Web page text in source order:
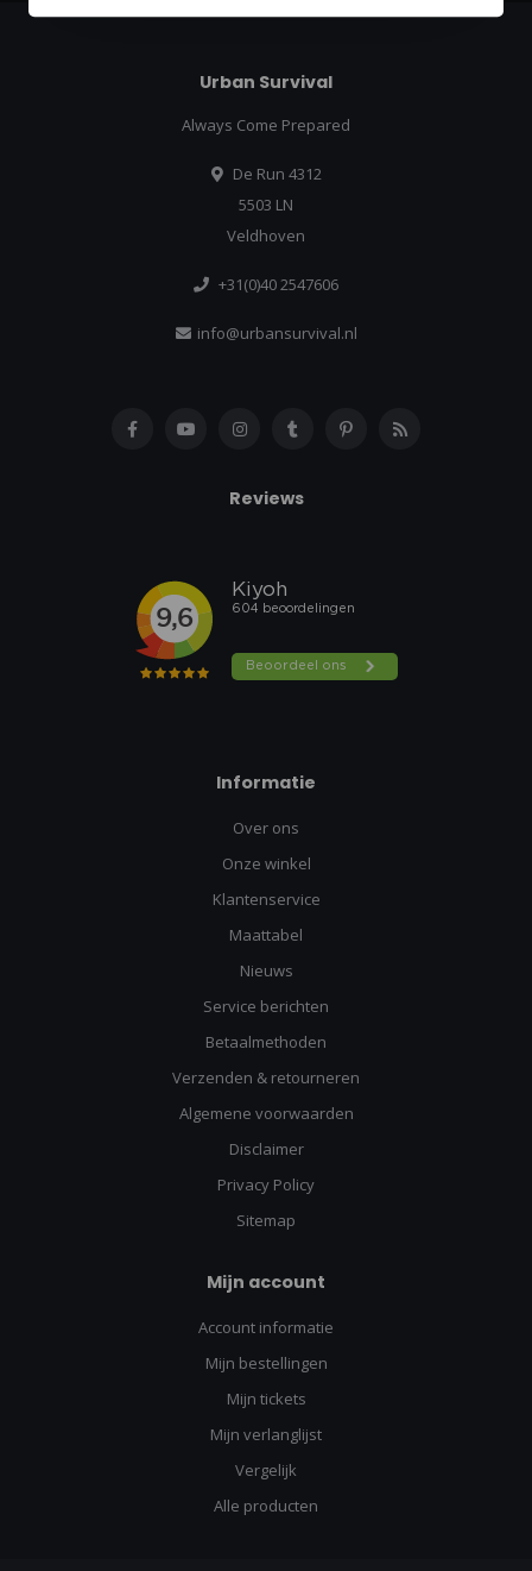
Urban Survival
Always Come Prepared
De Run 4312
5503 LN
Veldhoven
+31(0)40 2547606
info@urbansurvival.nl
Reviews
Informatie
Over ons
Onze winkel
Klantenservice
Maattabel
Nieuws
Service berichten
Betaalmethoden
Verzenden & retourneren
Algemene voorwaarden
Disclaimer
Privacy Policy
Sitemap
Mijn account
Account informatie
Mijn bestellingen
Mijn tickets
Mijn verlanglijst
Vergelijk
Alle producten